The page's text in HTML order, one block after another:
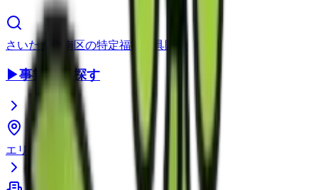
さいたま市南区の特定福祉用具販売
▶事業所を探す
エリアから探す